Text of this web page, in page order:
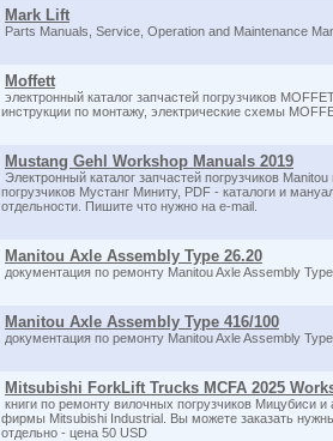
Mark Lift
Parts Manuals, Service, Operation and Maintenance
Moffett
электронный каталог запчастей погрузчиков
инструкции по монтажу, электрические схемы
Mustang Gehl Workshop Manuals 2019
Электронный каталог запчастей погрузчиков
погрузчиков Мустанг Миниту, PDF - каталоги и
отдельности. Пишите что нужно на e-mail.
Manitou Axle Assembly Type 26.20
документация по ремонту Manitou Axle Assembly
Manitou Axle Assembly Type 416/100
документация по ремонту Manitou Axle Assembly
Mitsubishi ForkLift Trucks MCFA 2025
книги по ремонту вилочных погрузчиков Мицубиси и
фирмы Mitsubishi Industrial. Вы можете заказать
отдельно - цена 50 USD